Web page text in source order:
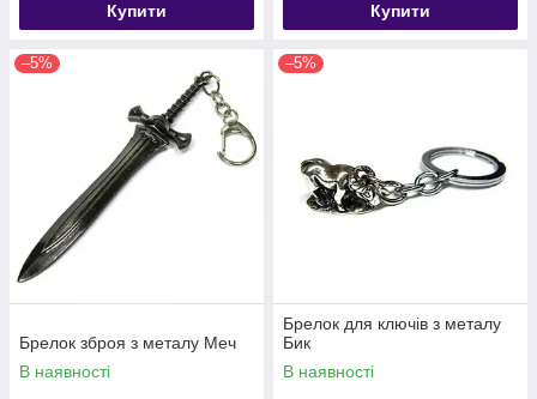
Купити Купити
–5%
Брелок зброя з металу Меч
В наявності
–5%
Брелок для ключів з металу
Бик
В наявності